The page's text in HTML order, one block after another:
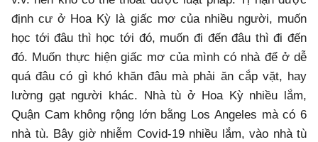
định cư ở Hoa Kỳ là giấc mơ của nhiều người, muốn
học tới đâu thì học tới đó, muốn đi đến đâu thì đi đến
đó. Muốn thực hiện giấc mơ của mình có nhà để ở dễ
quá đâu có gì khó khăn đâu mà phải ăn cắp vặt, hay
lường gạt người khác. Nhà tù ở Hoa Kỳ nhiều lắm,
Quận Cam không rộng lớn bằng Los Angeles mà có 6
nhà tù. Bây giờ nhiễm Covid-19 nhiều lắm, vào nhà tù